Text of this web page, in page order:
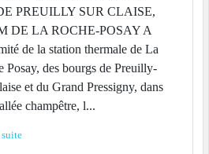
PREUILLY SUR CLAISE,
DE LA ROCHE-POSAY A
de la station thermale de La
Posay, des bourgs de Preuilly-
et du Grand Pressigny, dans
champêtre, l...